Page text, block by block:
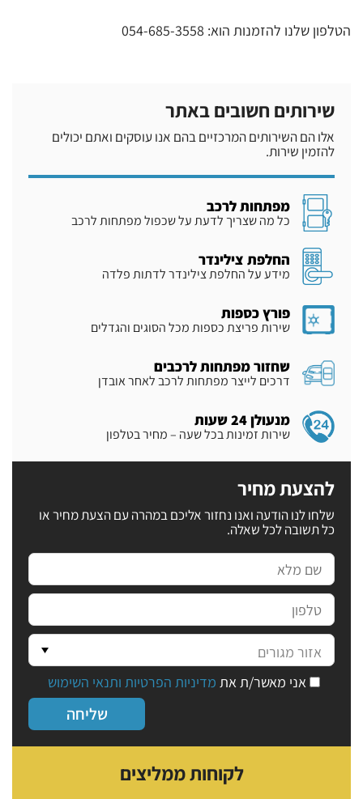
הטלפון שלנו להזמנות הוא: 054-685-3558
שירותים חשובים באתר
אלו הם השירותים המרכזיים בהם אנו עוסקים ואתם יכולים
להזמין שירות.
מפתחות לרכב
כל מה שצריך לדעת על שכפול מפתחות לרכב
החלפת צילינדר
מידע על החלפת צילינדר לדתות פלדה
פורץ כספות
שירות פריצת כספות מכל הסוגים והגדלים
שחזור מפתחות לרכבים
דרכים לייצר מפתחות לרכב לאחר אובדן
מנעולן 24 שעות
שירות זמינות בכל שעה – מחיר בטלפון
להצעת מחיר
שלחו לנו הודעה ואנו נחזור אליכם במהרה עם הצעת מחיר או
כל תשובה לכל שאלה.
אני מאשר/ת את מדיניות הפרטיות ותנאי השימוש
לקוחות ממליצים